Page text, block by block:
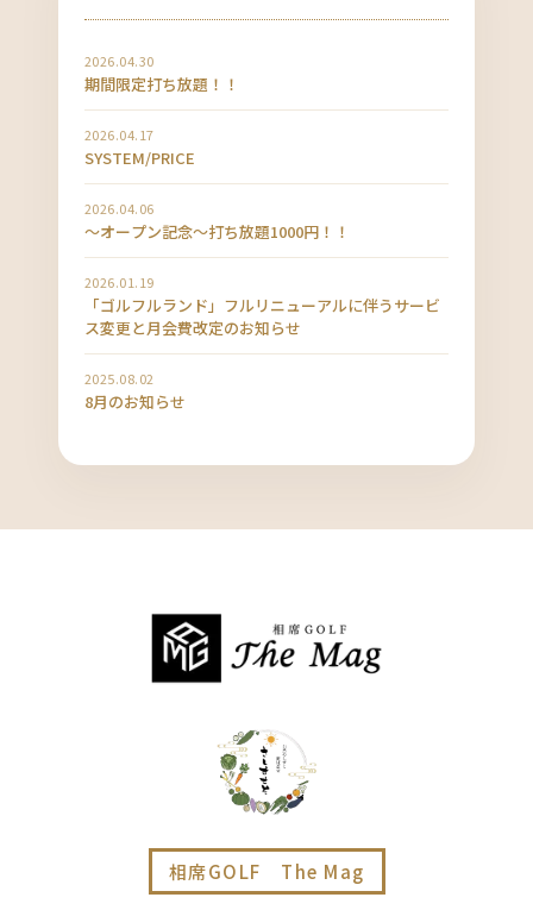
2026.04.30
期間限定打ち放題！！
2026.04.17
SYSTEM/PRICE
2026.04.06
〜オープン記念〜打ち放題1000円！！
2026.01.19
「ゴルフルランド」フルリニューアルに伴うサービ
ス変更と月会費改定のお知らせ
2025.08.02
8月のお知らせ
相席GOLF The Mag